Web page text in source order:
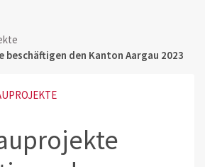
beschäftigen den Kanton Aargau 2023